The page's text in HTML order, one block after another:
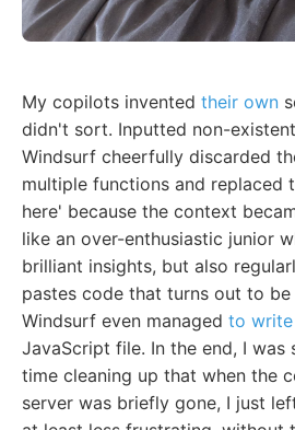
My copilots invented their own
didn't sort. Inputted non-
Windsurf cheerfully discarded
multiple functions and replaced
here' because the context
like an over-enthusiastic junior
brilliant insights, but also
pastes code that turns out to be
Windsurf even managed to write
JavaScript file. In the end, I was
time cleaning up that when the
server was briefly gone, I just